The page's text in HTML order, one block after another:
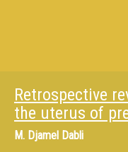
Retrospective
the uterus of
M. Djamel Dabli